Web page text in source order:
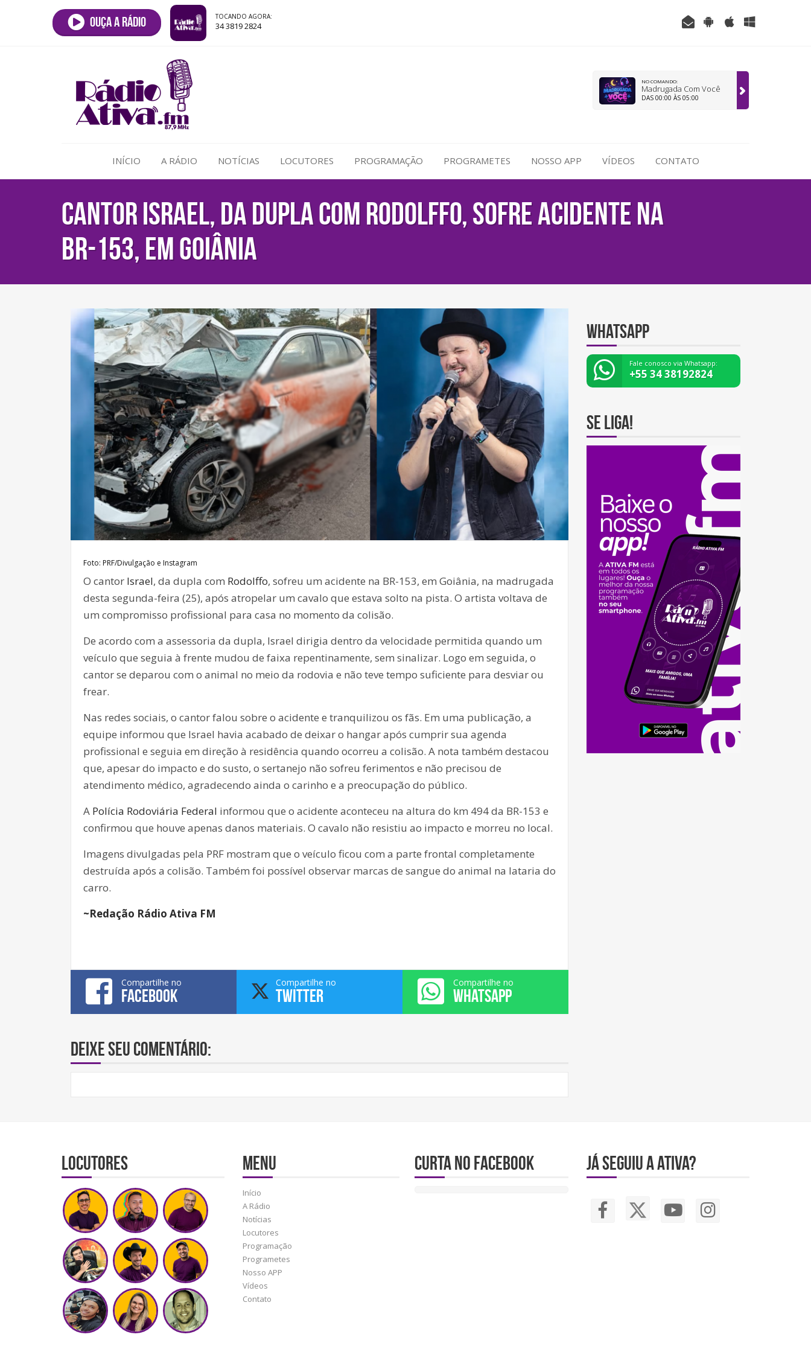
Ouça a rádio TOCANDO AGORA:
34 3819 2824
NO COMANDO:
Madrugada Com Você
DAS 00:00 ÀS 05:00
INÍCIO A RÁDIO NOTÍCIAS LOCUTORES PROGRAMAÇÃO PROGRAMETES NOSSO APP VÍDEOS CONTATO
Cantor Israel, da dupla com Rodolffo, sofre acidente na
BR-153, em Goiânia
Foto: PRF/Divulgação e Instagram
O cantor Israel, da dupla com Rodolffo, sofreu um acidente na BR-153, em Goiânia, na madrugada
desta segunda-feira (25), após atropelar um cavalo que estava solto na pista. O artista voltava de
um compromisso profissional para casa no momento da colisão.
De acordo com a assessoria da dupla, Israel dirigia dentro da velocidade permitida quando um
veículo que seguia à frente mudou de faixa repentinamente, sem sinalizar. Logo em seguida, o
cantor se deparou com o animal no meio da rodovia e não teve tempo suficiente para desviar ou
frear.
Nas redes sociais, o cantor falou sobre o acidente e tranquilizou os fãs. Em uma publicação, a
equipe informou que Israel havia acabado de deixar o hangar após cumprir sua agenda
profissional e seguia em direção à residência quando ocorreu a colisão. A nota também destacou
que, apesar do impacto e do susto, o sertanejo não sofreu ferimentos e não precisou de
atendimento médico, agradecendo ainda o carinho e a preocupação do público.
A Polícia Rodoviária Federal informou que o acidente aconteceu na altura do km 494 da BR-153 e
confirmou que houve apenas danos materiais. O cavalo não resistiu ao impacto e morreu no local.
Imagens divulgadas pela PRF mostram que o veículo ficou com a parte frontal completamente
destruída após a colisão. Também foi possível observar marcas de sangue do animal na lataria do
carro.
~Redação Rádio Ativa FM
Compartilhe no
FACEBOOK
Compartilhe no
TWITTER
Compartilhe no
WHATSAPP
Deixe seu comentário:
Whatsapp
Fale conosco via Whatsapp:
+55 34 38192824
Se Liga!
Locutores MENU
Início
A Rádio
Notícias
Locutores
Programação
Programetes
Nosso APP
Vídeos
Contato
Curta no Facebook JÁ SEGUIU A ATIVA?